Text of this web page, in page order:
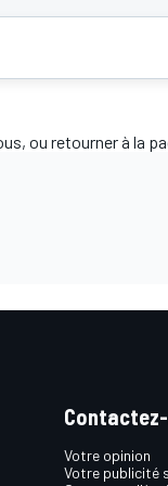
ou retourner à la
Votre opinion
Votre publicité